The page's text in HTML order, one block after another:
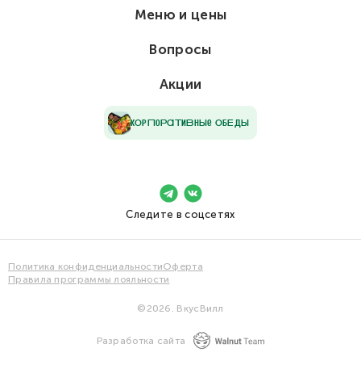
Меню и цены
Вопросы
Акции
кОрПоРаТиВнЫе ОбЕдЫ
Следите в соцсетях
Политика конфиденциальностиОферта
Правила программы лояльности
©2026. ВкусВилл
Разработка сайта